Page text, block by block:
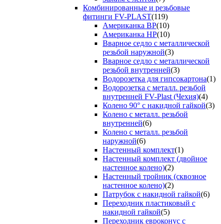
Комбинированные и резьбовые
фитинги FV-PLAST(119)
Американка ВР(10)
Американка НР(10)
Вварное седло с металлической
резьбой наружной(3)
Вварное седло с металлической
резьбой внутренней(3)
Водорозетка для гипсокартона(1)
Водорозетка с металл. резьбой
внутренней FV-Plast (Чехия)(4)
Колено 90° с накидной гайкой(3)
Колено с металл. резьбой
внутренней(6)
Колено с металл. резьбой
наружной(6)
Настенный комплект(1)
Настенный комплект (двойное
настенное колено)(2)
Настенный тройник (сквозное
настенное колено)(2)
Патрубок с накидной гайкой(6)
Переходник пластиковый с
накидной гайкой(5)
Переходник евроконус с